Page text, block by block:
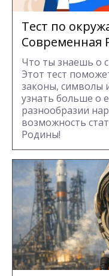
Тест по
Современная
Что ты знаешь о
Этот тест
законы, символы
узнать больше о
разнообразии
возможность
Родины!